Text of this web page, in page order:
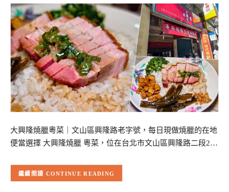
大興隆燒臘粵菜｜文山區興隆路老字號，每日現做燒臘的在地
便當選擇 大興隆燒臘 粵菜，位在台北市文山區興隆路二段2…
CONTINUE READING